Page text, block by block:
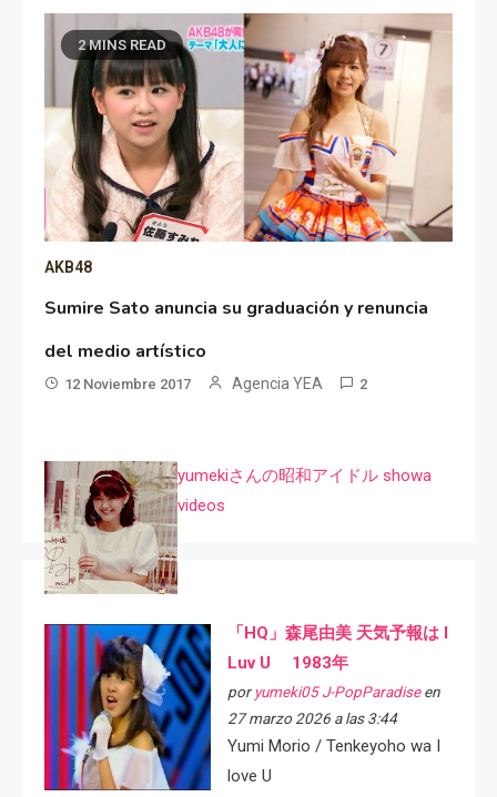
2 MINS READ
AKB48
Sumire Sato anuncia su graduación y renuncia
del medio artístico
12 Noviembre 2017 Agencia YEA 2
yumekiさんの昭和アイドル showa
videos
「HQ」森尾由美 天気予報は I
Luv U 1983年
por yumeki05 J-PopParadiseen
27 marzo 2026 a las 3:44
Yumi Morio / Tenkeyoho wa I
love U